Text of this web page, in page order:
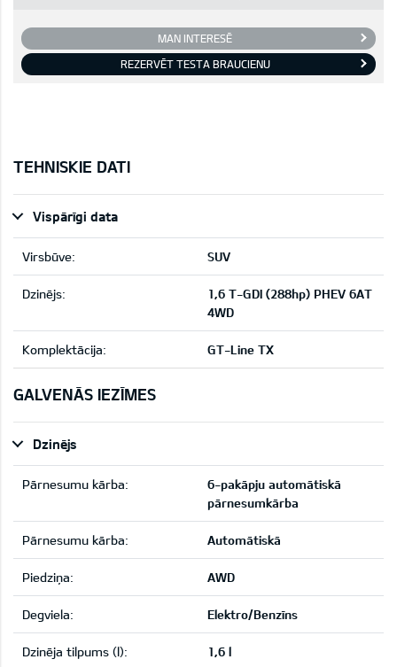
MAN INTERESĒ
REZERVĒT TESTA BRAUCIENU
TEHNISKIE DATI
Vispārīgi data
Virsbūve: SUV
Dzinējs:
1,6 T-GDI (288hp) PHEV 6AT
4WD
Komplektācija: GT-Line TX
GALVENĀS IEZĪMES
Dzinējs
Pārnesumu kārba:
6-pakāpju automātiskā
pārnesumkārba
Pārnesumu kārba: Automātiskā
Piedziņa: AWD
Degviela: Elektro/Benzīns
Dzinēja tilpums (l): 1,6 l